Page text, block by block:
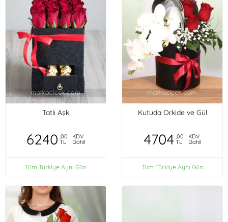
Tatlı Aşk
6240 ,00
TL
KDV
Dahil
Tüm Türkiye Aynı Gün
Kutuda Orkide ve Gül
4704 ,00
TL
KDV
Dahil
Tüm Türkiye Aynı Gün